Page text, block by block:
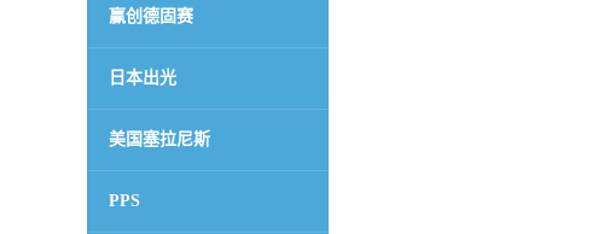
赢创德固赛
日本出光
美国塞拉尼斯
PPS